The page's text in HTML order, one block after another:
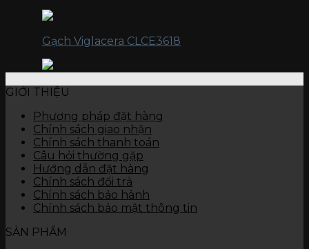
Gạch Viglacera CLCE3618
GIỚI THIỆU
Phương pháp đặt hàng
Chính sách giao nhận
Chính sách thanh toán
Câu hỏi thường gặp
Hướng dẫn đặt hàng
Chính sách đổi trả
Chính sách bảo hành
Chính sách bảo mật thông tin
SẢN PHẨM